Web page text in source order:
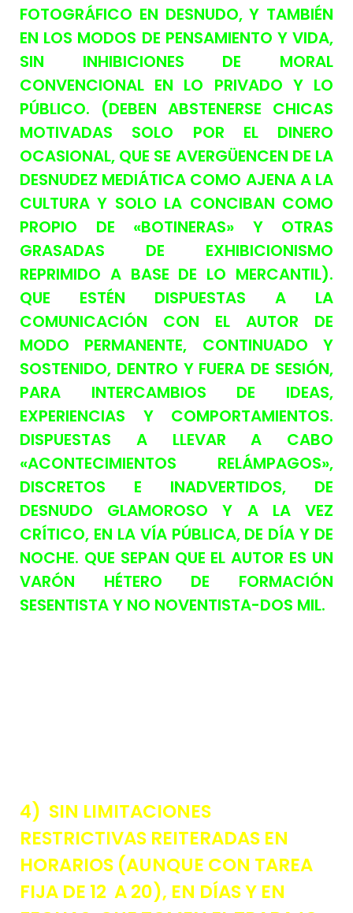
FOTOGRÁFICO EN DESNUDO, Y TAMBIÉN
EN LOS MODOS DE PENSAMIENTO Y VIDA,
SIN INHIBICIONES DE MORAL
CONVENCIONAL EN LO PRIVADO Y LO
PÚBLICO. (DEBEN ABSTENERSE CHICAS
MOTIVADAS SOLO POR EL DINERO
OCASIONAL, QUE SE AVERGÜENCEN DE LA
DESNUDEZ MEDIÁTICA COMO AJENA A LA
CULTURA Y SOLO LA CONCIBAN COMO
PROPIO DE «BOTINERAS» Y OTRAS
GRASADAS DE EXHIBICIONISMO
REPRIMIDO A BASE DE LO MERCANTIL).
QUE ESTÉN DISPUESTAS A LA
COMUNICACIÓN CON EL AUTOR DE
MODO PERMANENTE, CONTINUADO Y
SOSTENIDO, DENTRO Y FUERA DE SESIÓN,
PARA INTERCAMBIOS DE IDEAS,
EXPERIENCIAS Y COMPORTAMIENTOS.
DISPUESTAS A LLEVAR A CABO
«ACONTECIMIENTOS RELÁMPAGOS»,
DISCRETOS E INADVERTIDOS, DE
DESNUDO GLAMOROSO Y A LA VEZ
CRÍTICO, EN LA VÍA PÚBLICA, DE DÍA Y DE
NOCHE. QUE SEPAN QUE EL AUTOR ES UN
VARÓN HÉTERO DE FORMACIÓN
SESENTISTA Y NO NOVENTISTA-DOS MIL.
4) SIN LIMITACIONES
RESTRICTIVAS REITERADAS EN
HORARIOS (AUNQUE CON TAREA
FIJA DE 12 A 20), EN DÍAS Y EN